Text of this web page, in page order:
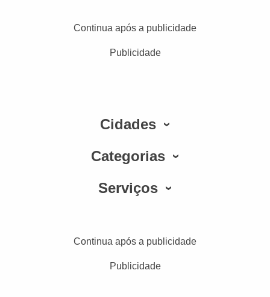
Continua após a publicidade
Publicidade
Cidades
Categorias
Serviços
Continua após a publicidade
Publicidade